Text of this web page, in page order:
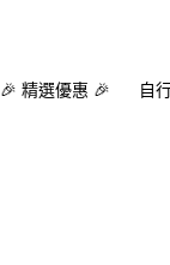
🎉 精選優惠 🎉 自